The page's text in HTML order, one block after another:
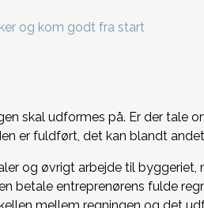
og kom godt fra start
skal udformes på. Er der tale
er fuldført, det kan blandt
og øvrigt arbejde til
betale entreprenørens fulde